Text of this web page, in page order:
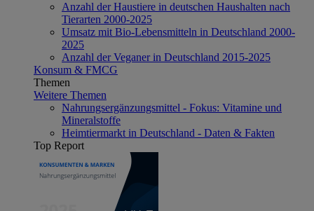
Anzahl der Haustiere in deutschen Haushalten nach
Tierarten 2000-2025
Umsatz mit Bio-Lebensmitteln in Deutschland 2000-
2025
Anzahl der Veganer in Deutschland 2015-2025
Konsum & FMCG
Themen
Weitere Themen
Nahrungsergänzungsmittel - Fokus: Vitamine und
Mineralstoffe
Heimtiermarkt in Deutschland - Daten & Fakten
Top Report